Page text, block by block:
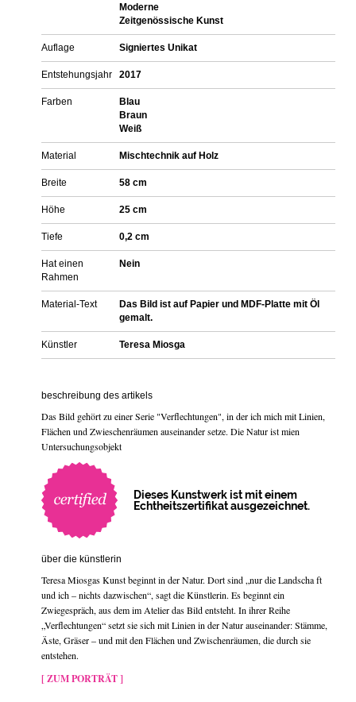
Moderne
Zeitgenössische Kunst
Auflage Signiertes Unikat
Entstehungsjahr 2017
Farben
Blau
Braun
Weiß
Material Mischtechnik auf Holz
Breite 58 cm
Höhe 25 cm
Tiefe 0,2 cm
Hat einen
Rahmen
Nein
Material-Text
Das Bild ist auf Papier und MDF-Platte mit Öl
gemalt.
Künstler Teresa Miosga
beschreibung des artikels
Das Bild gehört zu einer Serie "Verflechtungen", in der ich mich mit Linien,
Flächen und Zwieschenräumen auseinander setze. Die Natur ist mien
Untersuchungsobjekt
Dieses Kunstwerk ist mit einem
Echtheitszertifikat ausgezeichnet.
über die künstlerin
Teresa Miosgas Kunst beginnt in der Natur. Dort sind „nur die Landscha ft
und ich – nichts dazwischen“, sagt die Künstlerin. Es beginnt ein
Zwiegespräch, aus dem im Atelier das Bild entsteht. In ihrer Reihe
„Verflechtungen“ setzt sie sich mit Linien in der Natur auseinander: Stämme,
Äste, Gräser – und mit den Flächen und Zwischenräumen, die durch sie
entstehen.
[ ZUM PORTRÄT ]